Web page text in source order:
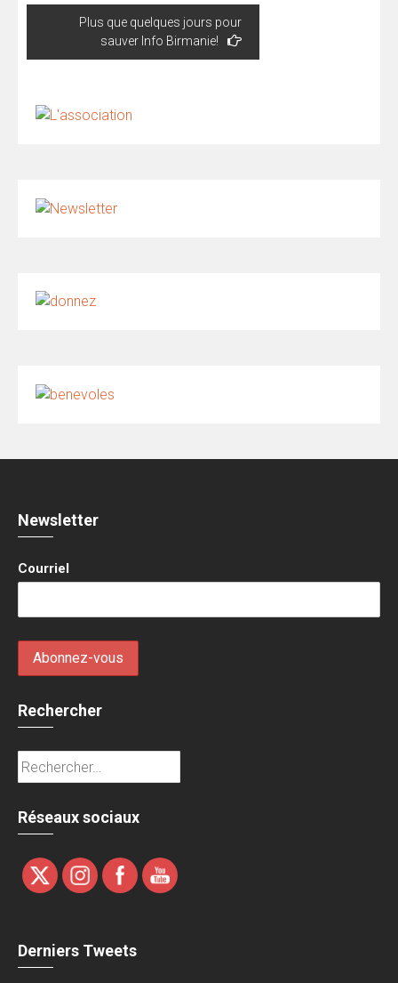
Plus que quelques jours pour
sauver Info Birmanie!
Newsletter
Courriel
Rechercher
Rechercher :
Réseaux sociaux
Derniers Tweets